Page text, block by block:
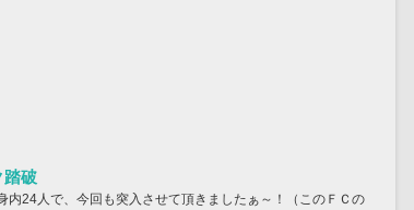
踏破
24人で、今回も突入させて頂きましたぁ～！（このＦＣの